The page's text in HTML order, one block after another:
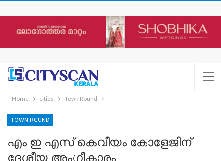
Home cities Town Round
TOWN ROUND
എം ഇ എസ് കെവീയം കോളേജിന്
ദേശീയ അംഗീകാരം